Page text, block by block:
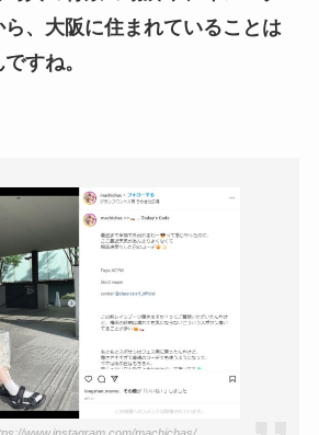
、大阪に住まれていることは
すね。